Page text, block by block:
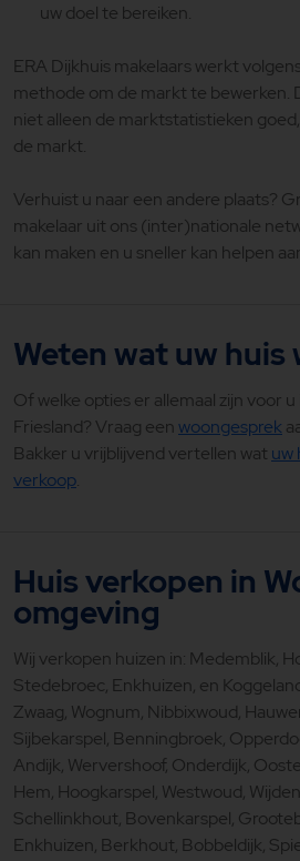
uw doel te bereiken.
ERA Dijkhuis makelaars werkt
methode om de markt te bewerken.
niet alleen de marktstatistieken
de markt.
Verhuist u naar een andere plaats?
makelaar uit ons (inter)nationale
kan maken en u sneller kan helpen
Weten wat uw huis
Of welke opties er allemaal zijn voor
Friesland? Vraag eenwoongesprek
Bakker u vrijblijvend vertellen wat uw
verkoop.
Huis verkopen in
omgeving
Wij verkopen huizen in: Medemblik,
Stedebroec, Enkhuizen, en
Zwaag, Wognum, Nibbixwoud,
Sijbekarspel, Benningbroek,
Andijk, Wervershoof, Onderdijk,
Hem, Hoogkarspel, Westwoud,
Schellinkhout, Bovenkarspel,
Enkhuizen, Berkhout, Bobbeldijk,